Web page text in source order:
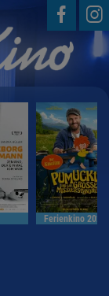
Ferienkino 2026